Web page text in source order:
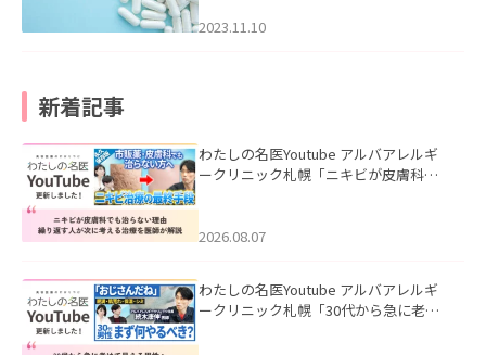
2023.11.10
新着記事
わたしの名医Youtube アルバアレルギ
ークリニック札幌「ニキビが皮膚科で
ました。
2026.08.07
わたしの名医Youtube アルバアレルギ
ークリニック札幌「30代から急に老け